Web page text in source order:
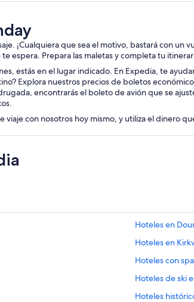
¡Cualquiera que sea el motivo, bastará con un
espera. Prepara las maletas y completa tu
estás en el lugar indicado. En Expedia, te
Explora nuestros precios de boletos
encontrarás el boleto de avión que se
viaje con nosotros hoy mismo, y utiliza el dinero
Hoteles en
Hoteles en
Hoteles con
Hoteles de ski
Hoteles